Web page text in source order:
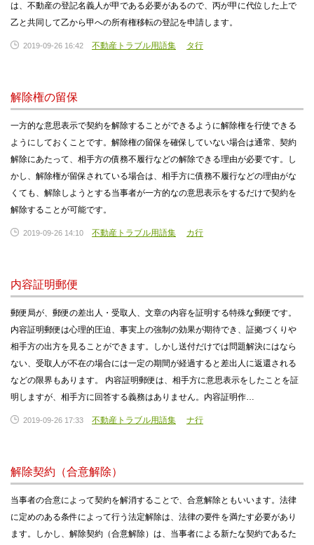
は、不動産の登記名義人が甲である必要があるので、丙が甲に代位した上で
乙と共同して乙から甲への所有権移転の登記を申請します。
2019-09-26 16:42 不動産トラブル用語集 タ行
解除権の留保
一方的な意思表示で契約を解除することができるように解除権を行使できる
ようにしておくことです。解除権の留保を確保していない場合は通常、契約
解除にあたって、相手方の債務不履行などの解除できる理由が必要です。し
かし、解除権が留保されている場合は、相手方に債務不履行などの理由がな
くても、解除しようとする当事者が一方的なの意思表示をするだけで契約を
解除することが可能です。
2019-09-26 14:10 不動産トラブル用語集 カ行
内容証明郵便
郵便局が、郵便の差出人・受取人、文章の内容を証明する特殊な郵便です。
内容証明郵便は心理的圧迫、事実上の強制の効果が期待でき、証拠づくりや
相手方の出方を見ることができます。しかし送付だけでは問題解決にはなら
ない、受取人が不在の場合には一定の期間が経過すると差出人に返還される
などの限界もあります。 内容証明郵便は、相手方に意思表示をしたことを証
明しますが、相手方に回答する義務はありません。内容証明作…
2019-09-26 17:33 不動産トラブル用語集 ナ行
解除契約（合意解除）
当事者の合意によって契約を解消することで、合意解除ともいいます。法律
に定めのある条件によって行う法定解除は、法律の要件を満たす必要があり
ます。しかし、解除契約（合意解除）は、当事者による新たな契約であるた